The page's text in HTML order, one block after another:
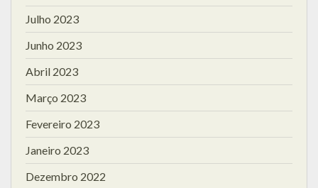
Julho 2023
Junho 2023
Abril 2023
Março 2023
Fevereiro 2023
Janeiro 2023
Dezembro 2022